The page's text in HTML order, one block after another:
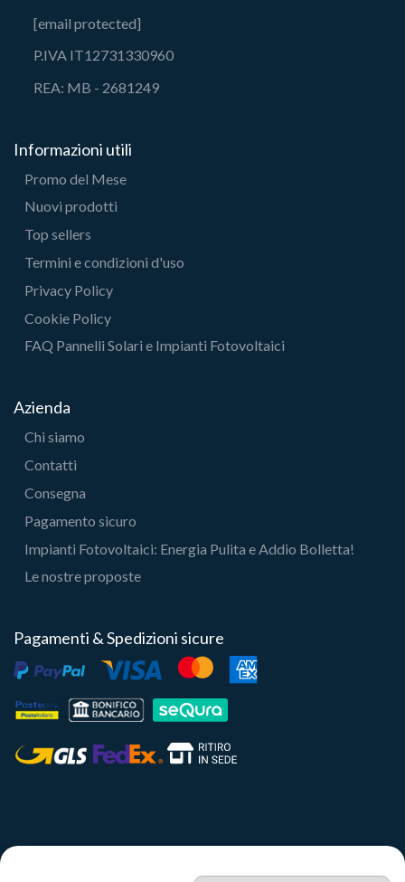
[email protected]
P.IVA IT12731330960
REA: MB - 2681249
Informazioni utili
Promo del Mese
Nuovi prodotti
Top sellers
Termini e condizioni d'uso
Privacy Policy
Cookie Policy
FAQ Pannelli Solari e Impianti Fotovoltaici
Azienda
Chi siamo
Contatti
Consegna
Pagamento sicuro
Impianti Fotovoltaici: Energia Pulita e Addio Bolletta!
Le nostre proposte
Pagamenti & Spedizioni sicure